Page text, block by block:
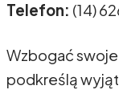
Telefon: (14)
Wzbogać
podkreślą